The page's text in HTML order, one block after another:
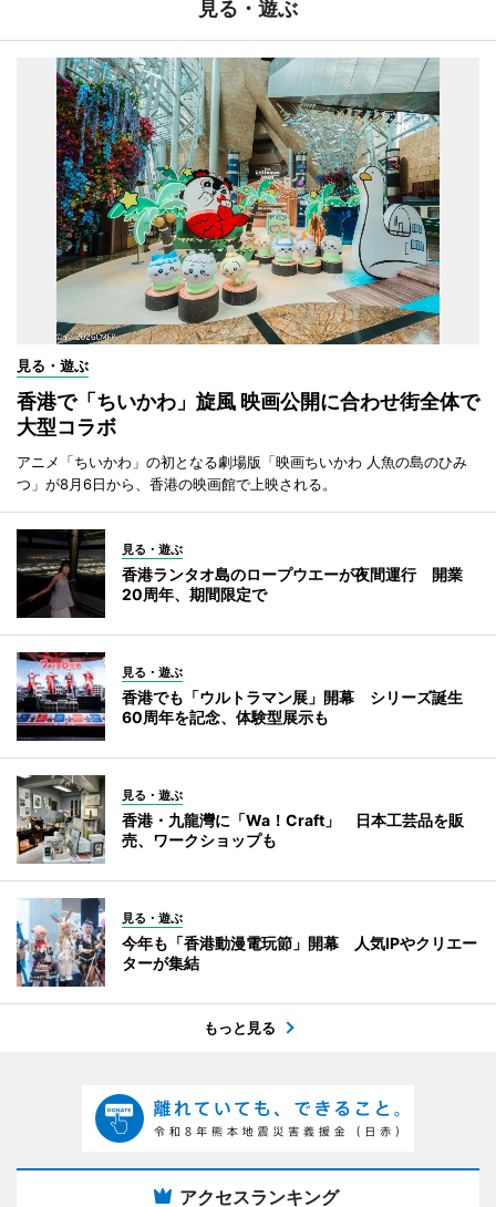
見る・遊ぶ
見る・遊ぶ
香港で「ちいかわ」旋風 映画公開に合わせ街全体で
大型コラボ
アニメ「ちいかわ」の初となる劇場版「映画ちいかわ 人魚の島のひみ
つ」が8月6日から、香港の映画館で上映される。
見る・遊ぶ
香港ランタオ島のロープウエーが夜間運行 開業
20周年、期間限定で
見る・遊ぶ
香港でも「ウルトラマン展」開幕 シリーズ誕生
60周年を記念、体験型展示も
見る・遊ぶ
香港・九龍灣に「Wa！Craft」 日本工芸品を販
売、ワークショップも
見る・遊ぶ
今年も「香港動漫電玩節」開幕 人気IPやクリエー
ターが集結
もっと見る
アクセスランキング